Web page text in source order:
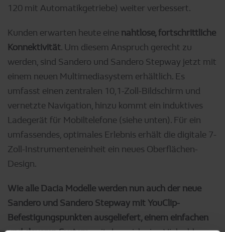
120 mit Automatikgetriebe) weiter verbessert.
Kunden erwarten heute eine nahtlose, fortschrittliche
Konnektivität. Um diesem Anspruch gerecht zu
werden, sind Sandero und Sandero Stepway jetzt mit
einem neuen Multimediasystem erhältlich. Es
umfasst einen zentralen 10,1-Zoll-Bildschirm und
vernetzte Navigation, hinzu kommt ein induktives
Ladegerät für Mobiltelefone (siehe unten). Für ein
umfassendes, optimales Erlebnis erhält die digitale 7-
Zoll-Instrumenteneinheit ein neues Oberflächen-
Design.
Wie alle Dacia Modelle werden nun auch der neue
Sandero und Sandero Stepway mit YouClip-
Befestigungspunkten ausgeliefert, einem einfachen